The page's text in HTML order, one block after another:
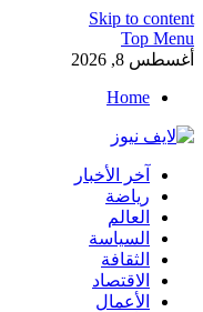
Skip to content
Top Menu
أغسطس 8, 2026
Home
لايف نيوز
آخر الأخبار العاجلة لحظة
آخر الأخبار
رياضة
العالم
السياسة
الثقافة
الاقتصاد
الأعمال